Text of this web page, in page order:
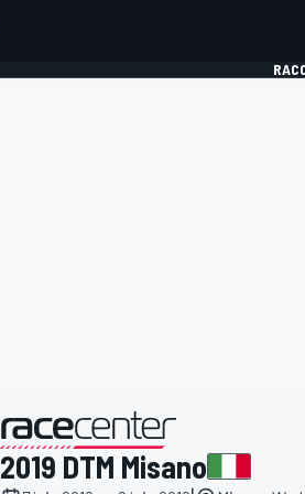
présenté par
2019 DTM Misano